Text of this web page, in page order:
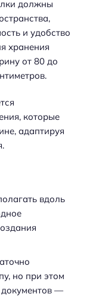
должны
и удобство
хранения
от 80 до
которые
адаптируя
вдоль
но при этом
документов —